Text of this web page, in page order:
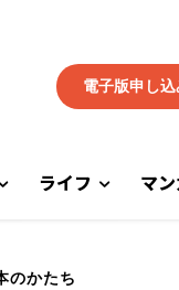
電子版申し込
ライフ マ
のかたち